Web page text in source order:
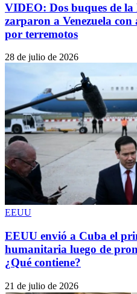
VIDEO: Dos buques de
zarparon a Venezuela
por terremotos
28 de julio de 2026
EEUU
EEUU envió a Cuba el
humanitaria luego de
¿Qué contiene?
21 de julio de 2026